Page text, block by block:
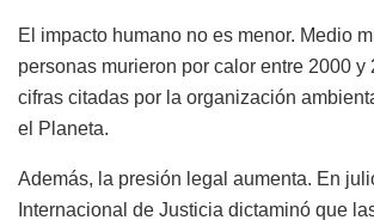
El impacto humano no es menor. Medio
personas murieron por calor entre 2000 y
cifras citadas por la organización
el Planeta.
Además, la presión legal aumenta. En
Internacional de Justicia dictaminó que